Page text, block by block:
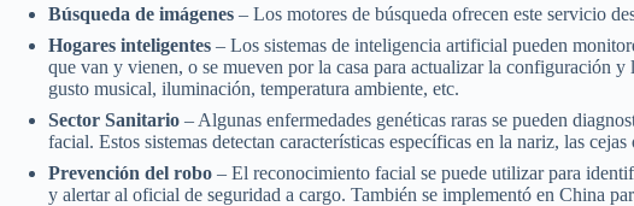
Búsqueda de imágenes – Los motores de búsqueda ofrecen este servicio
Hogares inteligentes – Los sistemas de inteligencia artificial pueden
que van y vienen, o se mueven por la casa para actualizar la configuración
gusto musical, iluminación, temperatura ambiente, etc.
Sector Sanitario – Algunas enfermedades genéticas raras se pueden
facial. Estos sistemas detectan características específicas en la nariz, las
Prevención del robo – El reconocimiento facial se puede utilizar para
y alertar al oficial de seguridad a cargo. También se implementó en China